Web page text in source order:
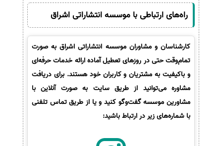
راه‌های ارتباطی با موسسه انتشاراتی اشراق
کارشناسان و مشاوران موسسه انتشاراتی اشراق به صورت
تمام‌وقت حتی در روزهای تعطیل آماده ارائه خدمات حرفه‌ای
و باکیفیت به مشتریان و کاربران خود هستند. برای دریافت
مشاوره می‌توانید از طریق سایت به صورت آنلاین با
مشاورین موسسه گفت‌وگو کنید و یا از طریق تماس تلفنی
با شماره‌های زیر در ارتباط باشید: